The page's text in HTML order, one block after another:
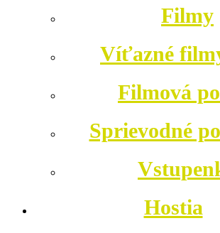
Filmy
Víťazné
Filmová
Sprievodné
Hostia